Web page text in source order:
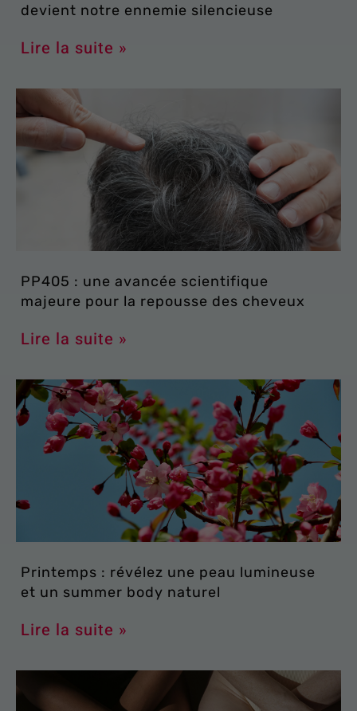
devient notre ennemie silencieuse
Lire la suite »
PP405 : une avancée scientifique
majeure pour la repousse des cheveux
Lire la suite »
Printemps : révélez une peau lumineuse
et un summer body naturel
Lire la suite »